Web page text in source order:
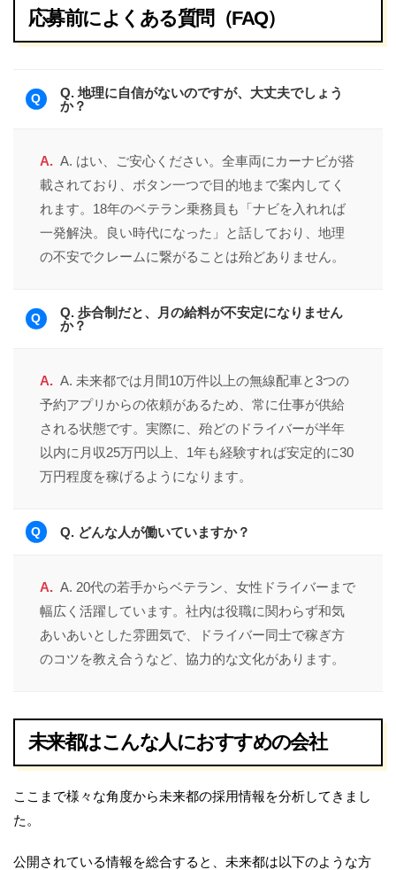
【求人は各営業所にて随時募集しております】
□門真営業所 大阪府門真市殿島町11番6号
□守口営業所 大阪府守口市寺方本通1丁目6番5号
□井高野営業所 大阪市東淀川区井高野2丁目5番15号
□中津営業所 大阪市北区中津5丁目12番26号
□鶴見営業所 大阪市鶴見区横堤3丁目6番51号
□箕面営業所 大阪府箕面市西宿1丁目18番15号
勤務時間
【日勤、夜勤、隔日勤務の中から本人の希望で選択が可能
です】
【勤務シフト・勤務時間帯の一例】
0
（実働7h/休憩1～2h以上）
□夜勤/14：00～23：00、16：00～翌1：00、18：00～
翌3：00
□隔日勤務/4：00～21：00、6：00～23：00、8：00～
翌1：00
★タクシー会社の中で最も時間の融通が利くと評判です。勤
務シフト・勤務時間帯は相談の上、柔軟に調整しています！
【日勤の例】
応募前によくある質問（FAQ）
Q. 地理に自信がないのですが、大丈夫でしょう
か？
A. はい、ご安心ください。全車両にカーナビが搭
載されており、ボタン一つで目的地まで案内してく
れます。18年のベテラン乗務員も「ナビを入れれば
一発解決。良い時代になった」と話しており、地理
の不安でクレームに繋がることは殆どありません。
Q. 歩合制だと、月の給料が不安定になりません
か？
A. 未来都では月間10万件以上の無線配車と3つの
予約アプリからの依頼があるため、常に仕事が供給
される状態です。実際に、殆どのドライバーが半年
以内に月収25万円以上、1年も経験すれば安定的に30
万円程度を稼げるようになります。
Q. どんな人が働いていますか？
A. 20代の若手からベテラン、女性ドライバーまで
幅広く活躍しています。社内は役職に関わらず和気
あいあいとした雰囲気で、ドライバー同士で稼ぎ方
のコツを教え合うなど、協力的な文化があります。
未来都はこんな人におすすめの会社
ここまで様々な角度から未来都の採用情報を分析してきまし
た。
公開されている情報を総合すると、未来都は以下のような方